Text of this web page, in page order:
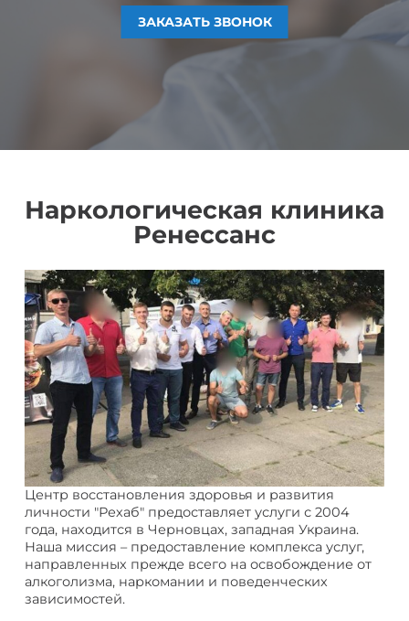
ЗАКАЗАТЬ ЗВОНОК
ЗАКАЗАТЬ ЗВОНОК
Наркологическая клиника
Ренессанс
Центр восстановления здоровья и развития
личности "Рехаб" предоставляет услуги с 2004
года, находится в Черновцах, западная Украина.
Наша миссия – предоставление комплекса услуг,
направленных прежде всего на освобождение от
алкоголизма, наркомании и поведенческих
зависимостей.